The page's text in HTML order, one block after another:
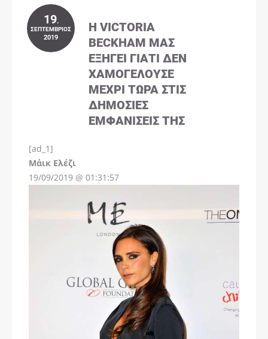
19.
ΣΕΠΤΈΜΒΡΙΟΣ
2019
Η VICTORIA
BECKHAM ΜΑΣ
ΕΞΗΓΕΊ ΓΙΑΤΊ ΔΕΝ
ΧΑΜΟΓΕΛΟΎΣΕ
ΜΈΧΡΙ ΤΏΡΑ ΣΤΙΣ
ΔΗΜΌΣΙΕΣ
ΕΜΦΑΝΊΣΕΙΣ ΤΗΣ
[ad_1]
Μάικ Ελέζι
19/09/2019 @ 01:31:57